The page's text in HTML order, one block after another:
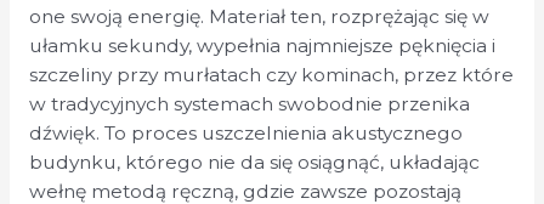
one swoją energię. Materiał ten, rozprężając się w
ułamku sekundy, wypełnia najmniejsze pęknięcia i
szczeliny przy murłatach czy kominach, przez które
w tradycyjnych systemach swobodnie przenika
dźwięk. To proces uszczelnienia akustycznego
budynku, którego nie da się osiągnąć, układając
wełnę metodą ręczną, gdzie zawsze pozostają